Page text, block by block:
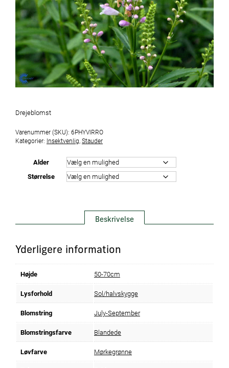
Drejeblomst
Varenummer (SKU): 6PHYVIRRO
Kategorier: Insektvenlig Stauder
Alder
Størrelse
Beskrivelse
Yderligere information
Højde 50-70cm
Lysforhold Sol/halvskygge
Blomstring July-September
Blomstringsfarve Blandede
Løvfarve Mørkegrønne